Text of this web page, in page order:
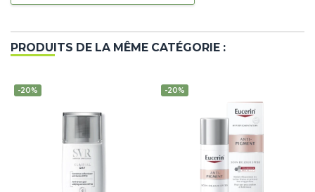
PRODUITS DE LA MÊME CATÉGORIE :
-20% -20%